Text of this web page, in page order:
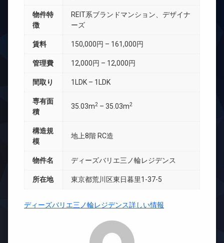
物件特
徴
REIT系ブランドマンション、デザイナ
ーズ
賃料 150,000円 – 161,000円
管理費 12,000円 – 12,000円
間取り 1LDK – 1LDK
専有面
積
35.03m2 – 35.03m2
構造規
模
地上8階 RC造
物件名 ディーズバリエ三ノ輪レジデンス
所在地 東京都荒川区東日暮里1-37-5
ディーズバリエ三ノ輪レジデンス詳しい情報